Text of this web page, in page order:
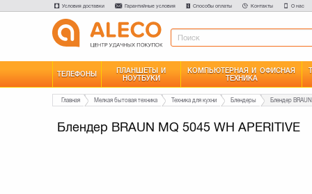
Условия доставки Гарантийные условия Способы оплаты Контакты О нас
ТЕЛЕФОНЫ
ПЛАНШЕТЫ И
НОУТБУКИ
КОМПЬЮТЕРНАЯ И ОФИСНАЯ
ТЕХНИКА
Главная Мелкая бытовая техника Техника для кухни Блендеры Блендер
Блендер BRAUN MQ 5045 WH APERITIVE